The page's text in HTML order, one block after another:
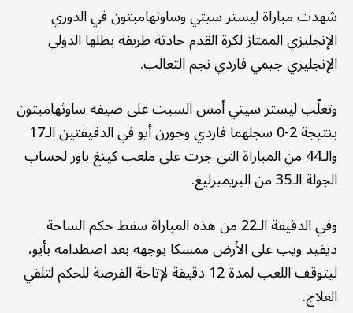
شهدت مباراة ليستر سيتي وساوثهامبتون في الدوري
الإنجليزي الممتاز لكرة القدم حادثة طريفة بطلها الدولي
الإنجليزي جيمي فاردي نجم الثعالب.
وتغلّب ليستر سيتي أمس السبت على ضيفه ساوثهامبتون
بنتيجة 2-0 سجلهما فاردي وجورن أيو في الدقيقتين الـ17
والـ44 من المباراة التي جرت على ملعب كينغ باور لحساب
الجولة الـ35 من البريميرليغ.
وفي الدقيقة الـ22 من هذه المباراة سقط حكم الساحة
ديفيد ويب على الأرض ممسكا بوجهه بعد اصطدامه بأيو،
ليتوقف اللعب لمدة 12 دقيقة لإتاحة الفرصة للحكم لتلقي
العلاج.